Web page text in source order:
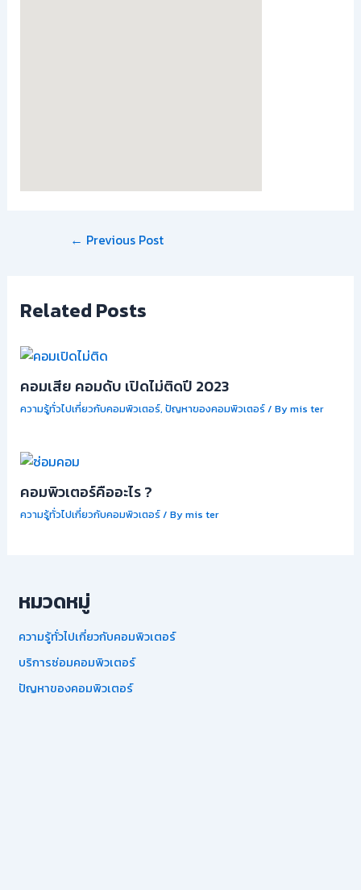
← Previous Post
Related Posts
คอมเสีย คอมดับ เปิดไม่ติดปี 2023
ความรู้ทั่วไปเกี่ยวกับคอมพิวเตอร์, ปัญหาของคอมพิวเตอร์/ Bymis ter
คอมพิวเตอร์คืออะไร ?
ความรู้ทั่วไปเกี่ยวกับคอมพิวเตอร์/ Bymis ter
หมวดหมู่
ความรู้ทั่วไปเกี่ยวกับคอมพิวเตอร์
บริการซ่อมคอมพิวเตอร์
ปัญหาของคอมพิวเตอร์